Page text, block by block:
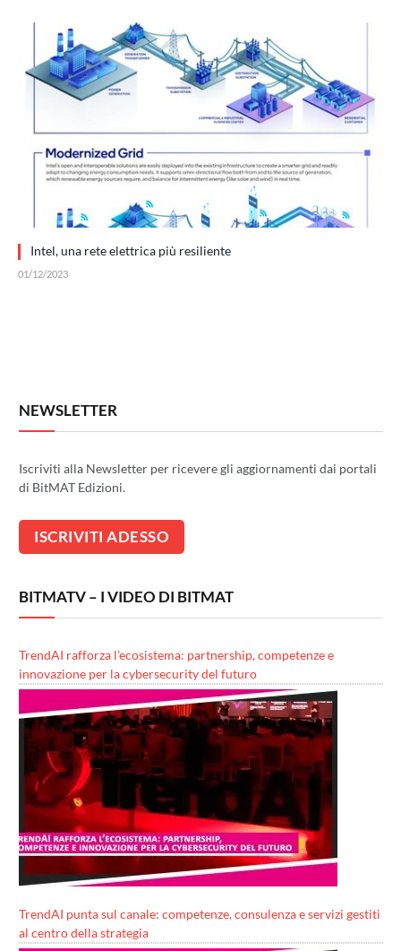
Intel, una rete elettrica più resiliente
01/12/2023
NEWSLETTER
Iscriviti alla Newsletter per ricevere gli aggiornamenti dai portali
di BitMAT Edizioni.
BITMATV – I VIDEO DI BITMAT
TrendAI rafforza l’ecosistema: partnership, competenze e
innovazione per la cybersecurity del futuro
TrendAI punta sul canale: competenze, consulenza e servizi gestiti
al centro della strategia